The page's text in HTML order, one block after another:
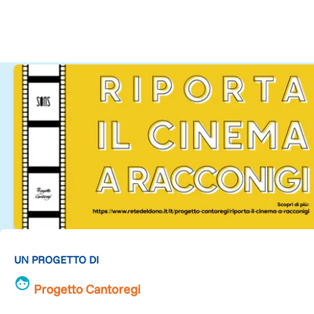
UN PROGETTO DI
Progetto Cantoregi